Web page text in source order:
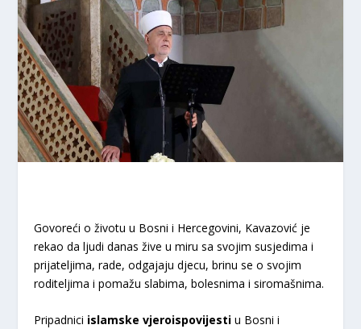
Govoreći o životu u Bosni i Hercegovini, Kavazović je
rekao da ljudi danas žive u miru sa svojim susjedima i
prijateljima, rade, odgajaju djecu, brinu se o svojim
roditeljima i pomažu slabima, bolesnima i siromašnima.
Pripadnici islamske vjeroispovijesti u Bosni i